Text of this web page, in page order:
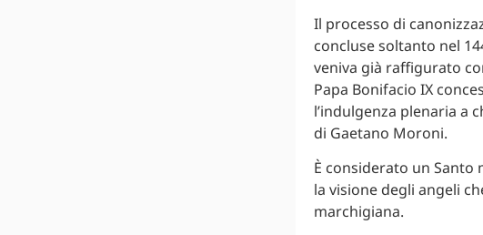
Il processo di
concluse soltanto nel
veniva già raffigurato
Papa Bonifacio IX
l’indulgenza plenaria a
di Gaetano Moroni.
È considerato un Santo
la visione degli angeli
marchigiana.